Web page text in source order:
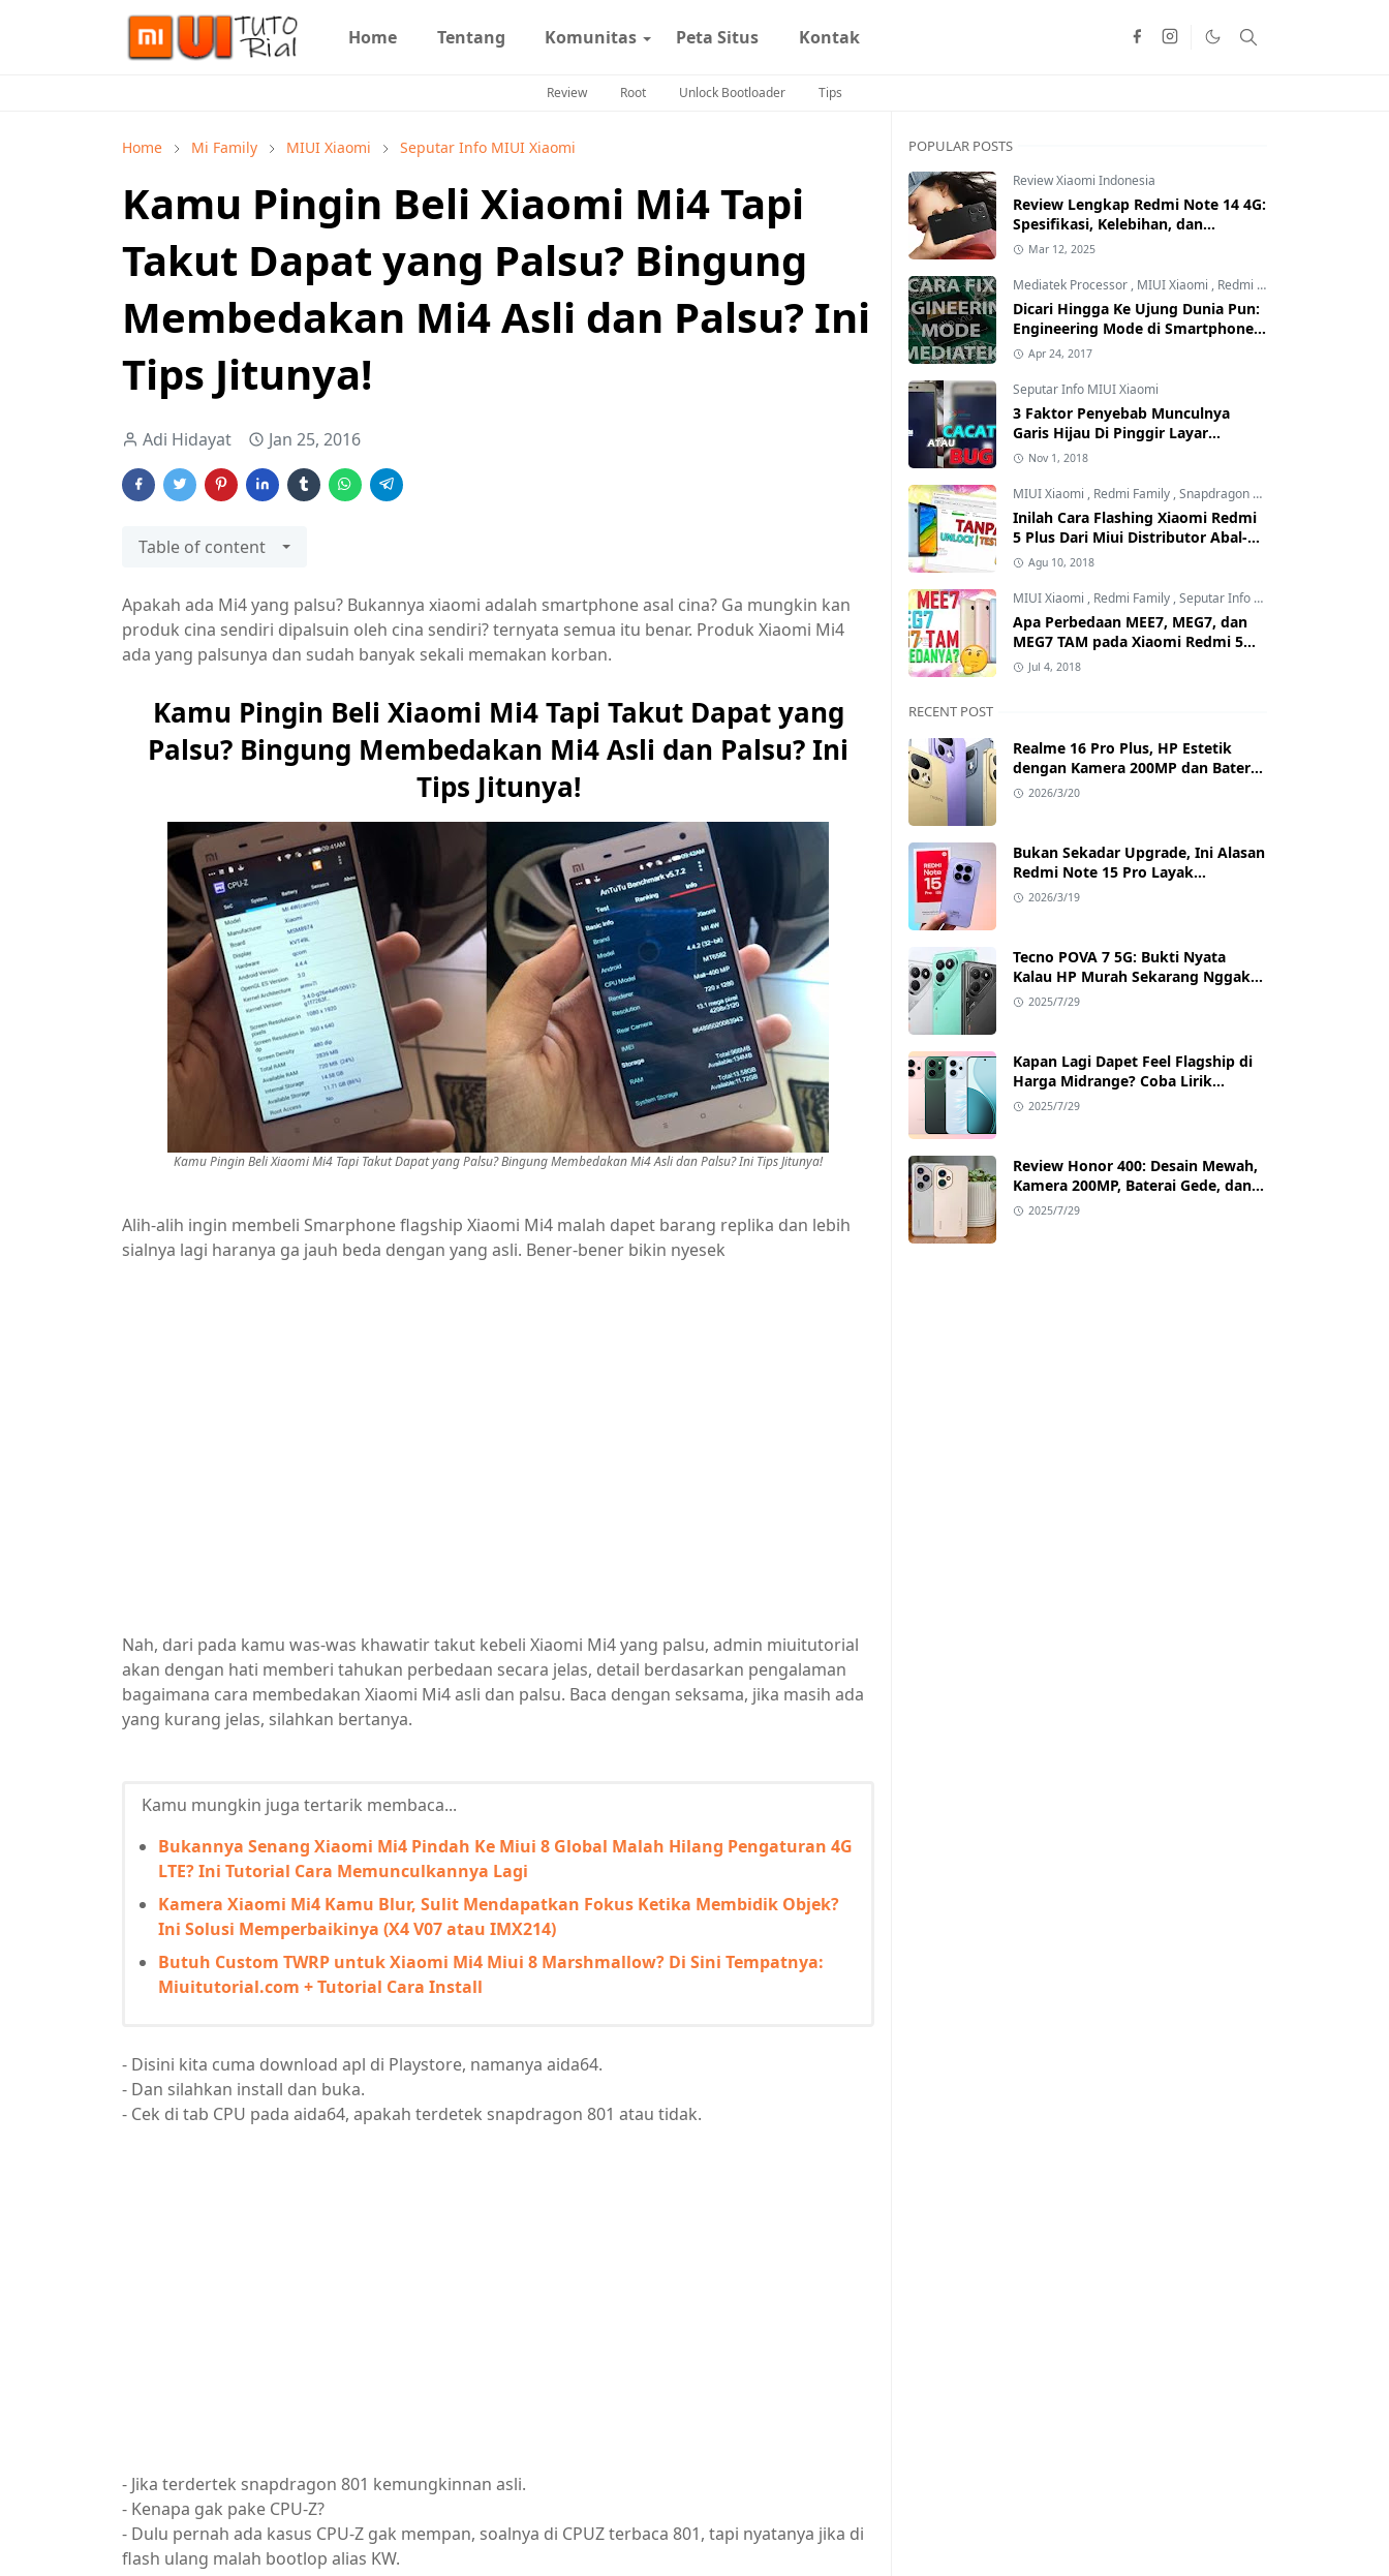
Home Tentang Komunitas Peta Situs Kontak
Review Root Unlock Bootloader Tips
Home Mi Family MIUI Xiaomi Seputar Info MIUI Xiaomi
Kamu Pingin Beli Xiaomi Mi4 Tapi
Takut Dapat yang Palsu? Bingung
Membedakan Mi4 Asli dan Palsu? Ini
Tips Jitunya!
Adi Hidayat Jan 25, 2016
Table of content
Apakah ada Mi4 yang palsu? Bukannya xiaomi adalah smartphone asal cina? Ga mungkin kan
produk cina sendiri dipalsuin oleh cina sendiri? ternyata semua itu benar. Produk Xiaomi Mi4
ada yang palsunya dan sudah banyak sekali memakan korban.
Kamu Pingin Beli Xiaomi Mi4 Tapi Takut Dapat yang
Palsu? Bingung Membedakan Mi4 Asli dan Palsu? Ini
Tips Jitunya!
Kamu Pingin Beli Xiaomi Mi4 Tapi Takut Dapat yang Palsu? Bingung Membedakan Mi4 Asli dan Palsu? Ini Tips Jitunya!
Alih-alih ingin membeli Smarphone flagship Xiaomi Mi4 malah dapet barang replika dan lebih
sialnya lagi haranya ga jauh beda dengan yang asli. Bener-bener bikin nyesek
Nah, dari pada kamu was-was khawatir takut kebeli Xiaomi Mi4 yang palsu, admin miuitutorial
akan dengan hati memberi tahukan perbedaan secara jelas, detail berdasarkan pengalaman
bagaimana cara membedakan Xiaomi Mi4 asli dan palsu. Baca dengan seksama, jika masih ada
yang kurang jelas, silahkan bertanya.
Kamu mungkin juga tertarik membaca...
Bukannya Senang Xiaomi Mi4 Pindah Ke Miui 8 Global Malah Hilang Pengaturan 4G
LTE? Ini Tutorial Cara Memunculkannya Lagi
Kamera Xiaomi Mi4 Kamu Blur, Sulit Mendapatkan Fokus Ketika Membidik Objek?
Ini Solusi Memperbaikinya (X4 V07 atau IMX214)
Butuh Custom TWRP untuk Xiaomi Mi4 Miui 8 Marshmallow? Di Sini Tempatnya:
Miuitutorial.com + Tutorial Cara Install
- Disini kita cuma download apl di Playstore, namanya aida64.
- Dan silahkan install dan buka.
- Cek di tab CPU pada aida64, apakah terdetek snapdragon 801 atau tidak.
- Jika terdertek snapdragon 801 kemungkinnan asli.
- Kenapa gak pake CPU-Z?
- Dulu pernah ada kasus CPU-Z gak mempan, soalnya di CPUZ terbaca 801, tapi nyatanya jika di
flash ulang malah bootlop alias KW.
POPULAR POSTS
Review Xiaomi Indonesia
Review Lengkap Redmi Note 14 4G:
Spesifikasi, Kelebihan, dan
Kekurangan!
Mar 12, 2025
Mediatek Processor , MIUI Xiaomi , Redmi Family
Dicari Hingga Ke Ujung Dunia Pun:
Engineering Mode di Smartphone
Xiaomi Kamu Hilang? Ini Tutorial
Cara Mengembalikannya
Apr 24, 2017
Seputar Info MIUI Xiaomi
3 Faktor Penyebab Munculnya
Garis Hijau Di Pinggir Layar
Smartphone Xiaomi: Kamu yang
Nov 1, 2018
MIUI Xiaomi , Redmi Family ,Snapdragon Processor
Inilah Cara Flashing Xiaomi Redmi
5 Plus Dari Miui Distributor Abal-
Abal ke Offcial Tanpa Test Point
dan Tanpa Unlock Bootloader
Agu 10, 2018
MIUI Xiaomi , Redmi Family ,Seputar Info MIUI Xiaomi
Apa Perbedaan MEE7, MEG7, dan
MEG7 TAM pada Xiaomi Redmi 5
Plus? Benarkah MEG7 TAM Tidak
Jul 4, 2018
RECENT POST
Realme 16 Pro Plus, HP Estetik
dengan Kamera 200MP dan Baterai
Badak
2026/3/20
Bukan Sekadar Upgrade, Ini Alasan
Redmi Note 15 Pro Layak
Dipertimbangkan
2026/3/19
Tecno POVA 7 5G: Bukti Nyata
Kalau HP Murah Sekarang Nggak
Main-Main Lagi
2025/7/29
Kapan Lagi Dapet Feel Flagship di
Harga Midrange? Coba Lirik
Reno14 Pro 5G!
2025/7/29
Review Honor 400: Desain Mewah,
Kamera 200MP, Baterai Gede, dan
Google Full Akses
2025/7/29